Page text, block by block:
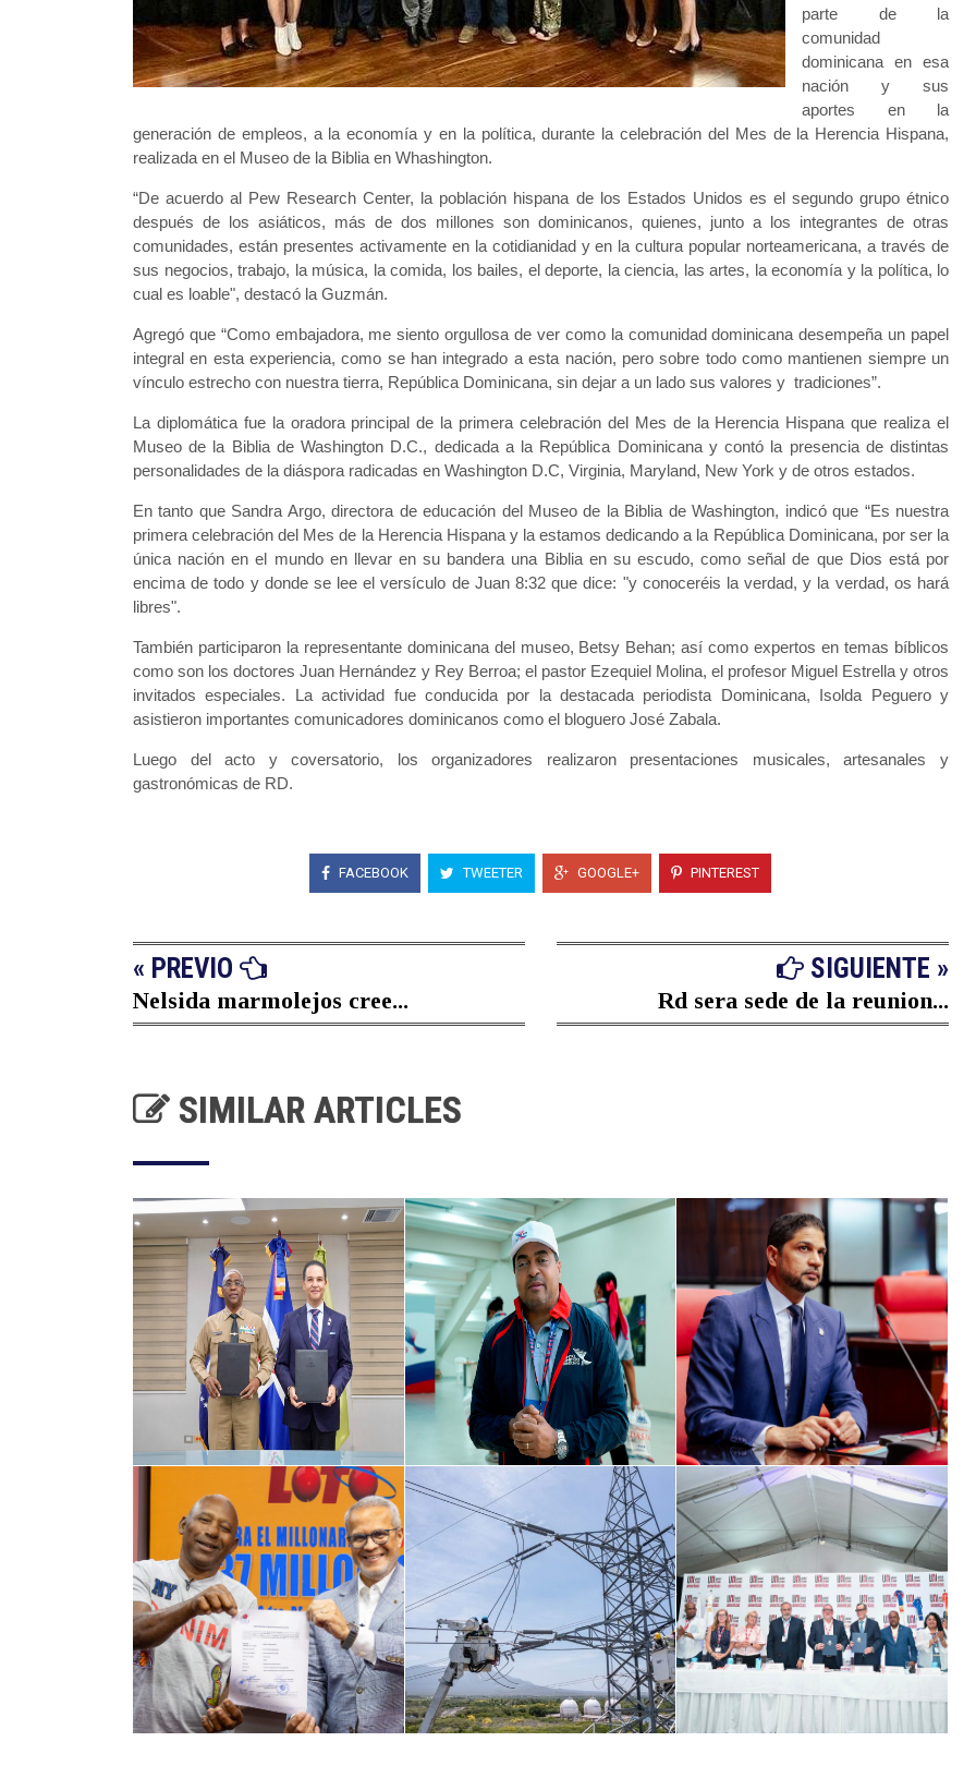
parte de la
comunidad
dominicana en esa
nación y sus
aportes en la
generación de empleos, a la economía y en la política, durante la celebración del Mes de la Herencia Hispana,
realizada en el Museo de la Biblia en Whashington.
“De acuerdo al Pew Research Center, la población hispana de los Estados Unidos es el segundo grupo étnico
después de los asiáticos, más de dos millones son dominicanos, quienes, junto a los integrantes de otras
comunidades, están presentes activamente en la cotidianidad y en la cultura popular norteamericana, a través de
sus negocios, trabajo, la música, la comida, los bailes, el deporte, la ciencia, las artes, la economía y la política, lo
cual es loable", destacó la Guzmán.
Agregó que “Como embajadora, me siento orgullosa de ver como la comunidad dominicana desempeña un papel
integral en esta experiencia, como se han integrado a esta nación, pero sobre todo como mantienen siempre un
vínculo estrecho con nuestra tierra, República Dominicana, sin dejar a un lado sus valores y tradiciones”.
La diplomática fue la oradora principal de la primera celebración del Mes de la Herencia Hispana que realiza el
Museo de la Biblia de Washington D.C., dedicada a la República Dominicana y contó la presencia de distintas
personalidades de la diáspora radicadas en Washington D.C, Virginia, Maryland, New York y de otros estados.
En tanto que Sandra Argo, directora de educación del Museo de la Biblia de Washington, indicó que “Es nuestra
primera celebración del Mes de la Herencia Hispana y la estamos dedicando a la República Dominicana, por ser la
única nación en el mundo en llevar en su bandera una Biblia en su escudo, como señal de que Dios está por
encima de todo y donde se lee el versículo de Juan 8:32 que dice: "y conoceréis la verdad, y la verdad, os hará
libres".
También participaron la representante dominicana del museo, Betsy Behan; así como expertos en temas bíblicos
como son los doctores Juan Hernández y Rey Berroa; el pastor Ezequiel Molina, el profesor Miguel Estrella y otros
invitados especiales. La actividad fue conducida por la destacada periodista Dominicana, Isolda Peguero y
asistieron importantes comunicadores dominicanos como el bloguero José Zabala.
Luego del acto y coversatorio, los organizadores realizaron presentaciones musicales, artesanales y
gastronómicas de RD.
FACEBOOK TWEETER GOOGLE+ PINTEREST
« PREVIO
Nelsida marmolejos cree...
SIGUIENTE »
Rd sera sede de la reunion...
SIMILAR ARTICLES